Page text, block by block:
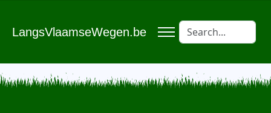
LangsVlaamseWegen.be